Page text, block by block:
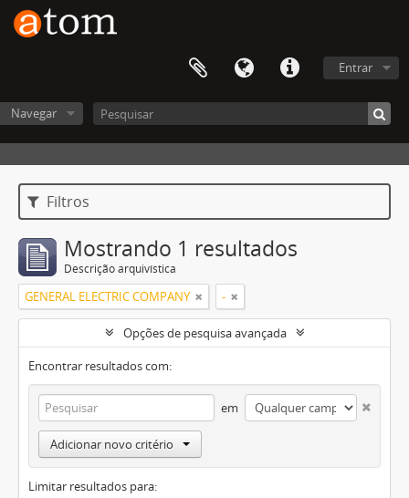
Entrar
Navegar
Filtros
Mostrando 1 resultados
Descrição arquivística
GENERAL ELECTRIC COMPANY -
Opções de pesquisa avançada
Encontrar resultados com:
em
Adicionar novo critério
Limitar resultados para: